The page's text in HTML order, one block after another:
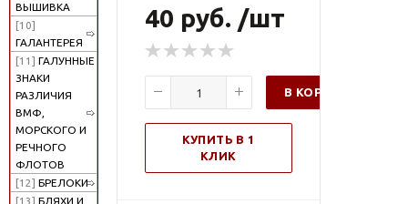
ВЫШИВКА
[10]
ГАЛАНТЕРЕЯ
[11] ГАЛУННЫЕ
ЗНАКИ
РАЗЛИЧИЯ
ВМФ,
МОРСКОГО И
РЕЧНОГО
ФЛОТОВ
[12] БРЕЛОКИ
[13] БЛЯХИ И
40 руб. /шт
В КОРЗИНУ
КУПИТЬ В 1
КЛИК